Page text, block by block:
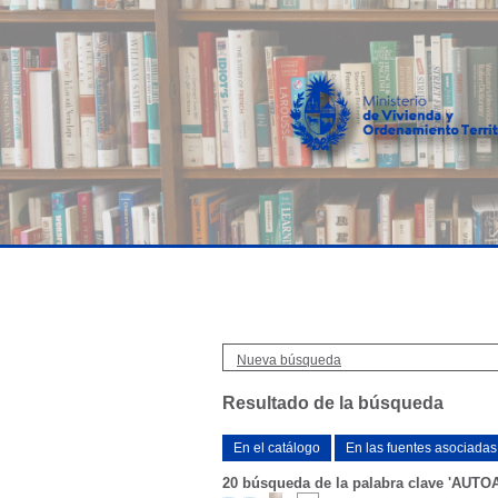
Nueva búsqueda
Resultado de la búsqueda
En el catálogo En las fuentes asociadas
20 búsqueda de la palabra clave